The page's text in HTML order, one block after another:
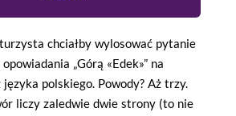
chciałby wylosować pytanie
„Górą «Edek»” na
polskiego. Powody? Aż trzy.
liczy zaledwie dwie strony (to nie